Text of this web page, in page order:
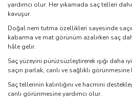
yardımcı olur. Her yıkamada saç telleri
kavuşur.
Doğal nem tutma özellikleri sayesinde
kabarma ve mat görünüm azalırken saç
hâle gelir.
Saç yüzeyini pürüzsüzleştirerek ışığı daha
saçın parlak, canlı ve sağlıklı görünmesine
Saç tellerinin kalınlığını ve hacmini
canlı görünmesine yardımcı olur.